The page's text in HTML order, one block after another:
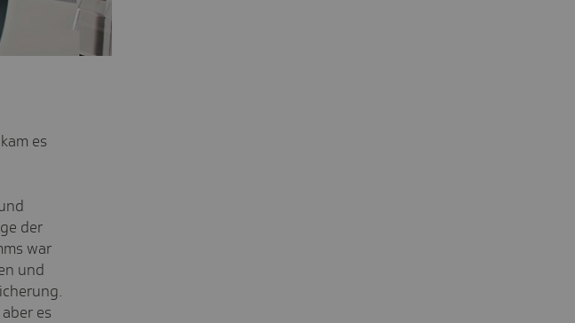
es
der
war
und
es